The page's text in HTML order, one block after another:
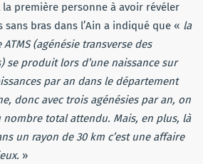
la première personne à avoir révéler
sans bras dans l’Ain a indiqué que « la
(agénésie transverse des
se produit lors d’une naissance sur
par an dans le département
donc avec trois agénésies par an, on
nombre total attendu. Mais, en plus, là
un rayon de 30 km c’est une affaire
»